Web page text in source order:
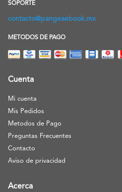
SOPORTE
contacto@pangeaebook.mx
METODOS DE PAGO
Cuenta
Mi cuenta
Mis Pedidos
Metodos de Pago
Preguntas Frecuentes
Contacto
Aviso de privacidad
Acerca